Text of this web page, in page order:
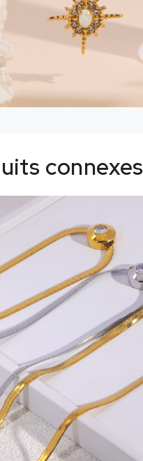
connexes